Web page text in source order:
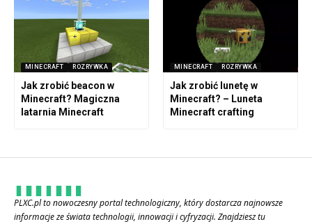
MINECRAFT ROZRYWKA
Jak zrobić beacon w
Minecraft? Magiczna
latarnia Minecraft
MINECRAFT ROZRYWKA
Jak zrobić lunetę w
Minecraft? – Luneta
Minecraft crafting
PLXC.pl to nowoczesny portal technologiczny, który dostarcza najnowsze
informacje ze świata technologii, innowacji i cyfryzacji. Znajdziesz tu